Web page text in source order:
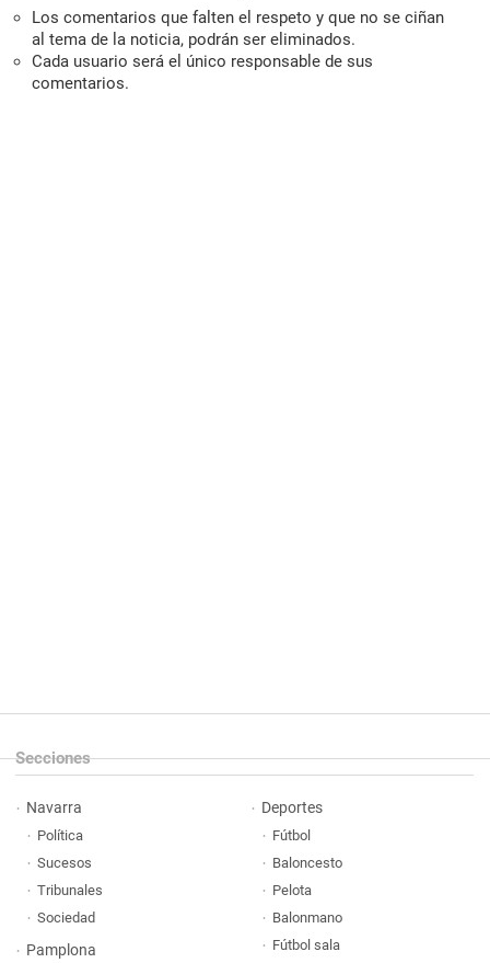
Los comentarios que falten el respeto y que no se ciñan
al tema de la noticia, podrán ser eliminados.
Cada usuario será el único responsable de sus
comentarios.
Secciones
Navarra
Política
Sucesos
Tribunales
Sociedad
Pamplona
Deportes
Fútbol
Baloncesto
Pelota
Balonmano
Fútbol sala